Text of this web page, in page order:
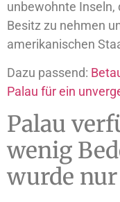
unbewohnte Inseln,
Besitz zu nehmen
amerikanischen
Dazu passend:
Palau für ein
Palau
wenig
wurde